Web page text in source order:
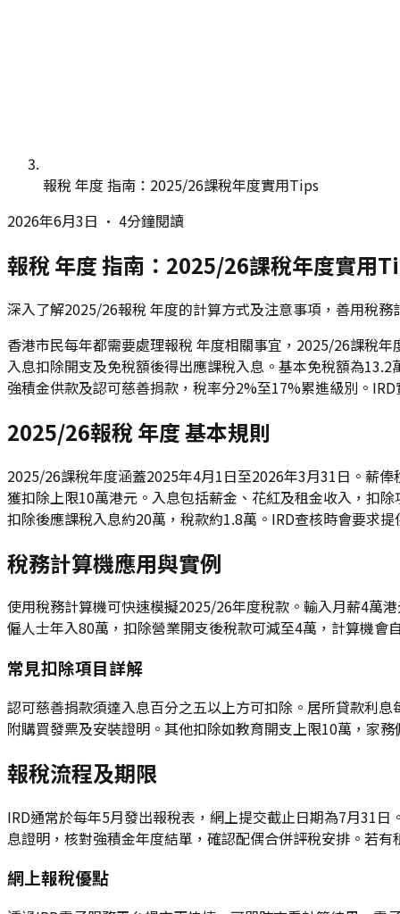
報稅 年度 指南：2025/26課稅年度實用Tips
2026年6月3日 • 4分鐘閱讀
報稅 年度 指南：2025/26課稅年度實用
深入了解2025/26報稅 年度的計算方式及注意事項，善用稅
香港市民每年都需要處理報稅 年度相關事宜，2025/26課稅
入息扣除開支及免稅額後得出應課稅入息。基本免稅額為
強積金供款及認可慈善捐款，稅率分2%至17%累進級別。
2025/26報稅 年度 基本規則
2025/26課稅年度涵蓋2025年4月1日至2026年3月31日。薪
獲扣除上限10萬港元。入息包括薪金、花紅及租金收入，扣
扣除後應課稅入息約20萬，稅款約1.8萬。IRD查核時會要求
稅務計算機應用與實例
使用稅務計算機可快速模擬2025/26年度稅款。輸入月薪4萬
僱人士年入80萬，扣除營業開支後稅款可減至4萬，計算機
常見扣除項目詳解
認可慈善捐款須達入息百分之五以上方可扣除。居所貸款利
附購買發票及安裝證明。其他扣除如教育開支上限10萬，家
報稅流程及期限
IRD通常於每年5月發出報稅表，網上提交截止日期為7月31
息證明，核對強積金年度結單，確認配偶合併評稅安排。若
網上報稅優點